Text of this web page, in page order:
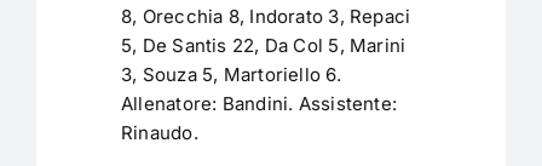
8, Orecchia 8, Indorato 3, Repaci
5, De Santis 22, Da Col 5, Marini
3, Souza 5, Martoriello 6.
Allenatore: Bandini. Assistente:
Rinaudo.